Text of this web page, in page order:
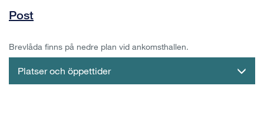
Post
Brevlåda finns på nedre plan vid ankomsthallen.
Platser och öppettider